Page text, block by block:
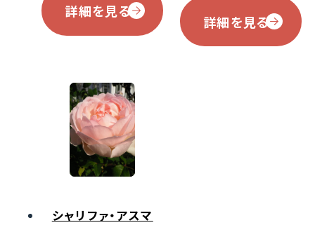
詳細を見る
詳細を見る
シャリファ・アスマ